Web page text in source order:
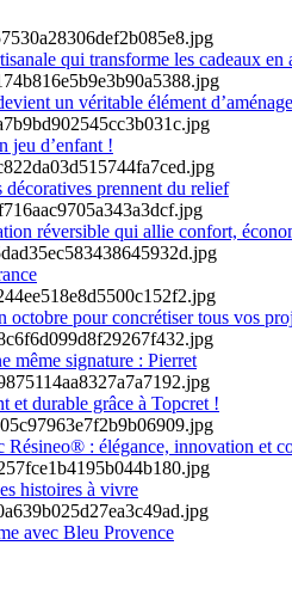
qui transforme les cadeaux en
un véritable élément
jeu d’enfant !
prennent du relief
réversible qui allie confort,
octobre pour concrétiser tous vos
même signature : Pierret
et durable grâce à Topcret !
Résineo® : élégance, innovation et
histoires à vivre
avec Bleu Provence